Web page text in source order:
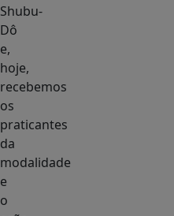
Shubu-
Dô
e,
hoje,
recebemos
os
praticantes
da
modalidade
e
o